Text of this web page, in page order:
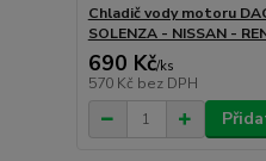
Chladič vody motoru
SOLENZA - NISSAN -
690 Kč/ks
570 Kč bez DPH